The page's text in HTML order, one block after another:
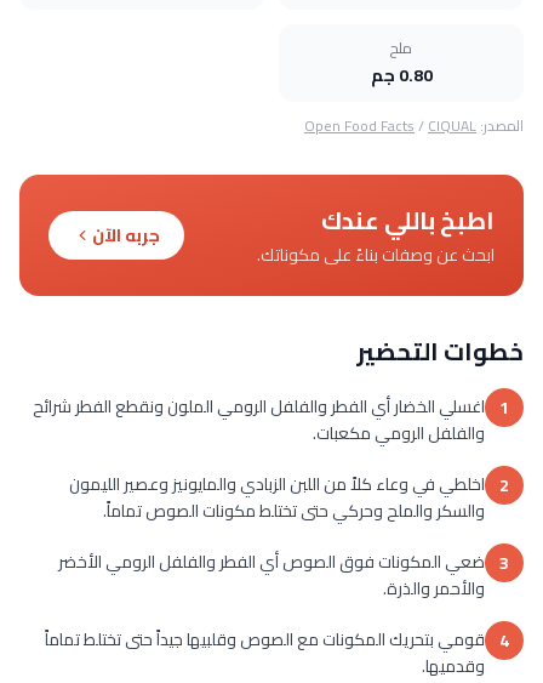
ملح
0.80 جم
المصدر: Open Food Facts/CIQUAL
اطبخ باللي عندك
ابحث عن وصفات بناءً على مكوناتك.
جربه الآن
خطوات التحضير
1 اغسلي الخضار أي الفطر والفلفل الرومي الملون ونقطع الفطر شرائح
والفلفل الرومي مكعبات.
2 اخلطي في وعاء كلاً من اللبن الزبادي والمايونيز وعصير الليمون
والسكر والملح وحركي حتى تختلط مكونات الصوص تماماً.
3 ضعي المكونات فوق الصوص أي الفطر والفلفل الرومي الأخضر
والأحمر والذرة.
4 قومي بتحريك المكونات مع الصوص وقلبيها جيداً حتى تختلط تماماً
وقدميها.